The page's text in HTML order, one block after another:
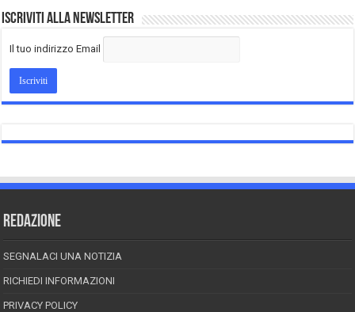
Iscriviti alla Newsletter
Il tuo indirizzo Email
REDAZIONE
SEGNALACI UNA NOTIZIA
RICHIEDI INFORMAZIONI
PRIVACY POLICY